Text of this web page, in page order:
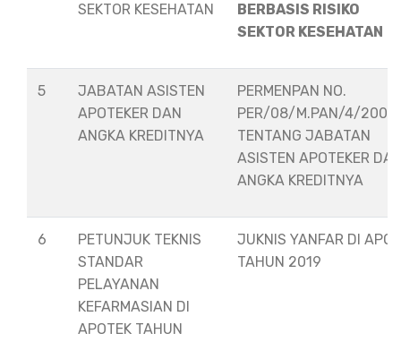
SEKTOR KESEHATAN
BERBASIS RISIKO
SEKTOR KESEHATAN
5
JABATAN ASISTEN
APOTEKER DAN
ANGKA KREDITNYA
PERMENPAN NO.
PER/08/M.PAN/4/2008
TENTANG JABATAN
ASISTEN APOTEKER
ANGKA KREDITNYA
6
PETUNJUK TEKNIS
STANDAR
PELAYANAN
KEFARMASIAN DI
APOTEK TAHUN
JUKNIS YANFAR DI
TAHUN 2019